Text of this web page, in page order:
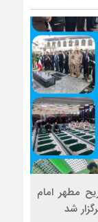
مطهر امام
شد